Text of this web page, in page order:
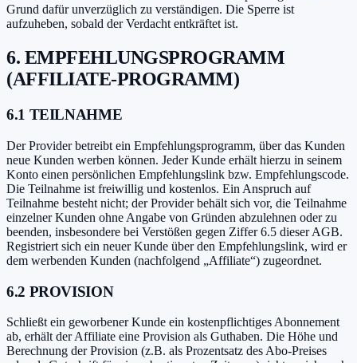
Grund dafür unverzüglich zu verständigen. Die Sperre ist
aufzuheben, sobald der Verdacht entkräftet ist.
6. EMPFEHLUNGSPROGRAMM
(AFFILIATE-PROGRAMM)
6.1 TEILNAHME
Der Provider betreibt ein Empfehlungsprogramm, über das Kunden
neue Kunden werben können. Jeder Kunde erhält hierzu in seinem
Konto einen persönlichen Empfehlungslink bzw. Empfehlungscode.
Die Teilnahme ist freiwillig und kostenlos. Ein Anspruch auf
Teilnahme besteht nicht; der Provider behält sich vor, die Teilnahme
einzelner Kunden ohne Angabe von Gründen abzulehnen oder zu
beenden, insbesondere bei Verstößen gegen Ziffer 6.5 dieser AGB.
Registriert sich ein neuer Kunde über den Empfehlungslink, wird er
dem werbenden Kunden (nachfolgend „Affiliate“) zugeordnet.
6.2 PROVISION
Schließt ein geworbener Kunde ein kostenpflichtiges Abonnement
ab, erhält der Affiliate eine Provision als Guthaben. Die Höhe und
Berechnung der Provision (z.B. als Prozentsatz des Abo-Preises